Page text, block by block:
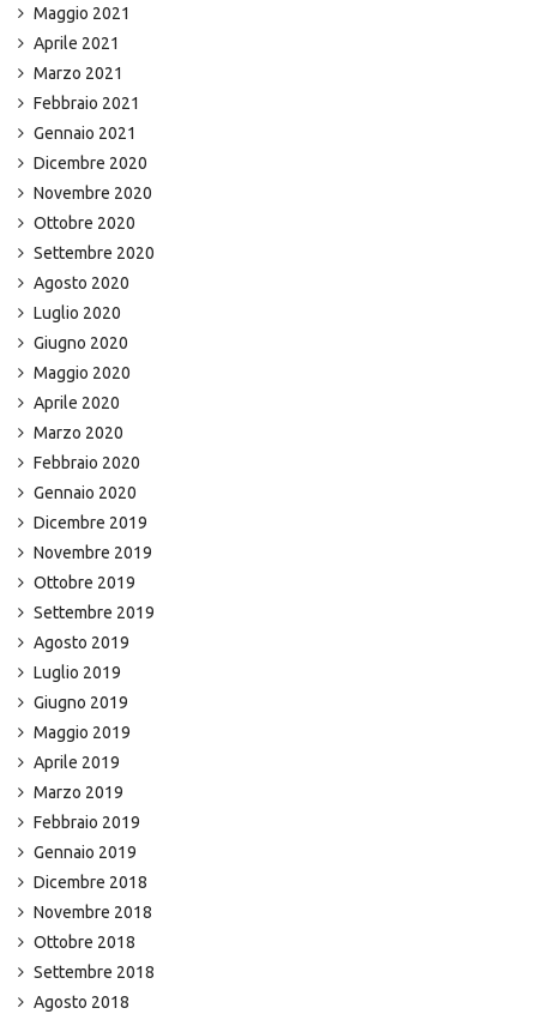
Maggio 2021
Aprile 2021
Marzo 2021
Febbraio 2021
Gennaio 2021
Dicembre 2020
Novembre 2020
Ottobre 2020
Settembre 2020
Agosto 2020
Luglio 2020
Giugno 2020
Maggio 2020
Aprile 2020
Marzo 2020
Febbraio 2020
Gennaio 2020
Dicembre 2019
Novembre 2019
Ottobre 2019
Settembre 2019
Agosto 2019
Luglio 2019
Giugno 2019
Maggio 2019
Aprile 2019
Marzo 2019
Febbraio 2019
Gennaio 2019
Dicembre 2018
Novembre 2018
Ottobre 2018
Settembre 2018
Agosto 2018